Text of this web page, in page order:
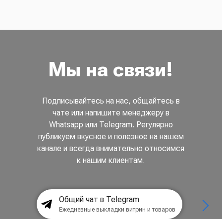
Мы на связи!
Подписывайтесь на нас, общайтесь в
чате или напишите менеджеру в
Whatsapp или Telegram. Регулярно
публикуем вкусное и полезное на нашем
канале и всегда внимательно относимся
к нашим клиентам.
Общий чат в Telegram
Ежедневные выкладки витрин и товаров